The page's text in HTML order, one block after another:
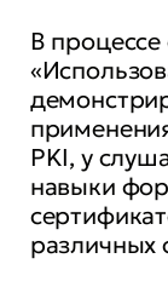
В процессе
PKI, у
навыки
различных